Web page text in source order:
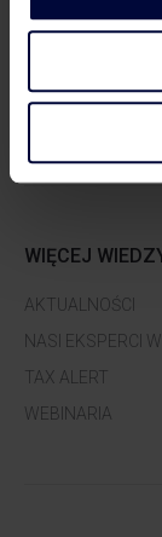
WIĘCEJ
AKTUALNOŚCI
NASI EKSPERCI W
TAX ALERT
WEBINARIA